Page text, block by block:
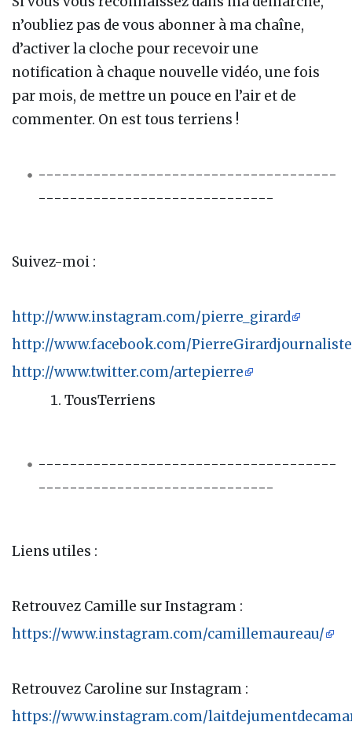
n’oubliez pas de vous abonner à ma chaîne,
d’activer la cloche pour recevoir une
notification à chaque nouvelle vidéo, une fois
par mois, de mettre un pouce en l’air et de
commenter. On est tous terriens !
--------------------------------------
------------------------------
Suivez-moi :
http://www.instagram.com/pierre_girard
http://www.facebook.com/PierreGirardjournaliste
http://www.twitter.com/artepierre
TousTerriens
--------------------------------------
------------------------------
Liens utiles :
Retrouvez Camille sur Instagram :
https://www.instagram.com/camillemaureau/
Retrouvez Caroline sur Instagram :
https://www.instagram.com/